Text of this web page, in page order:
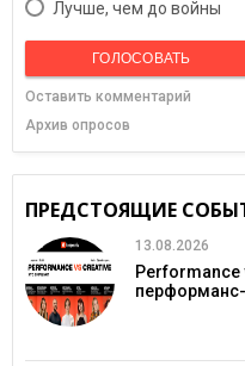
Лучше, чем до войны
ГОЛОСОВАТЬ
Оставить комментарий
Архив опросов
ПРЕДСТОЯЩИЕ
13.08.2026
Performance